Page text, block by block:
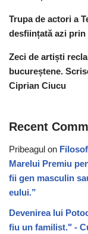
Trupa de actori a
desființată azi
Zeci de artiști
bucureștene.
Ciprian Ciucu
Recent
Pribeagul on
Marelui Premiu
fii gen masculin
eului.”
Devenirea lui
fiu un familist." -